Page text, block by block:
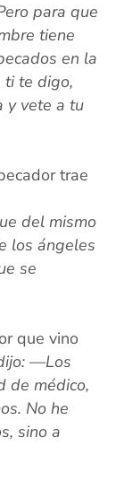
para que
tiene
en la
te digo,
y vete a tu
trae
del mismo
los ángeles
se
que vino
—Los
de médico,
No he
sino a